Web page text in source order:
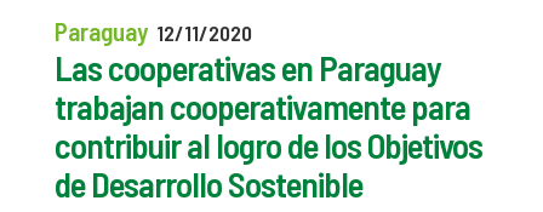
Paraguay 12/11/2020
Las cooperativas en Paraguay
trabajan cooperativamente para
contribuir al logro de los Objetivos
de Desarrollo Sostenible